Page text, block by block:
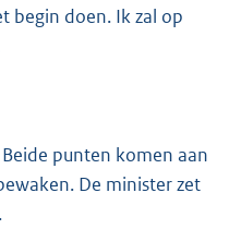
begin doen. Ik zal op
punten komen aan
De minister zet